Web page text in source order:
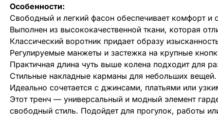
Особенности:
Свободный и легкий фасон обеспечивает комфорт и
Выполнен из высококачественной ткани, которая
Классический воротник придает образу
Регулируемые манжеты и застежка на крупные
Практичная длина чуть выше колена подходит для
Стильные накладные карманы для небольших вещей.
Идеально сочетается с джинсами, платьями или
Этот тренч — универсальный и модный элемент
свободный стиль. Подойдет для прогулок, работы